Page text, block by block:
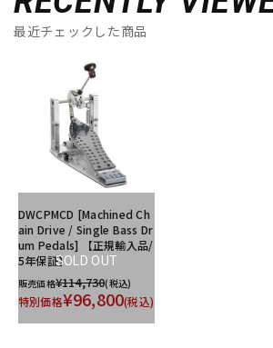
最近チェックした商品
SOLD OUT
DWCPMCD [Machined Ch
ain Drive / Single Bass Dr
um Pedals] 【正規輸入品/
5年保証】
販売価格¥114,730(税込)
特別価格¥96,800(税込)